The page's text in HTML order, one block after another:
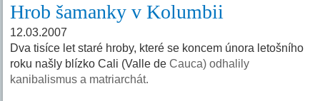
Hrob šamanky v Kolumbii
12.03.2007
Dva tisíce let staré hroby, které se koncem února letošního
roku našly blízko Cali (Valle deCauca) odhalily
kanibalismus a matriarchát.